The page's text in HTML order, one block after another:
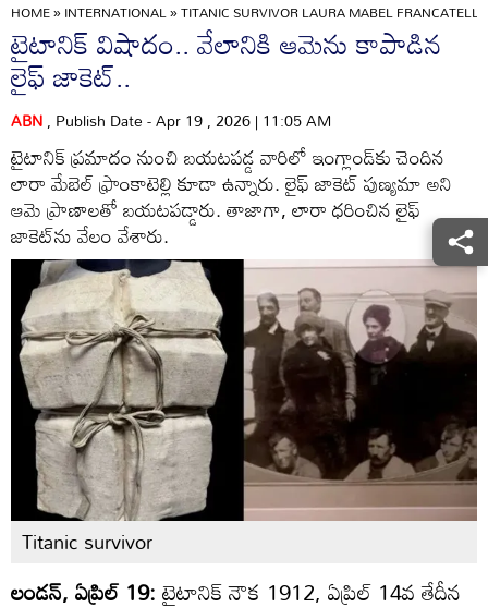
HOME»INTERNATIONAL»TITANIC SURVIVOR LAURA MABEL
టైటానిక్ విషాదం.. వేలానికి ఆమెను కాపాడిన
లైఫ్ జాకెట్..
ABN, Publish Date - Apr 19 , 2026 | 11:05 AM
టైటానిక్ ప్రమాదం నుంచి బయటపడ్డ వారిలో ఇంగ్లాండ్‌కు చెందిన
లారా మేబెల్ ఫ్రాంకాటెల్లి కూడా ఉన్నారు. లైఫ్ జాకెట్ పుణ్యమా అని
ఆమె ప్రాణాలతో బయటపడ్డారు. తాజాగా, లారా ధరించిన లైఫ్
జాకెట్‌ను వేలం వేశారు.
Titanic survivor
లండన్, ఏప్రిల్ 19:టైటానిక్ నౌక 1912, ఏప్రిల్ 14వ తేదీన